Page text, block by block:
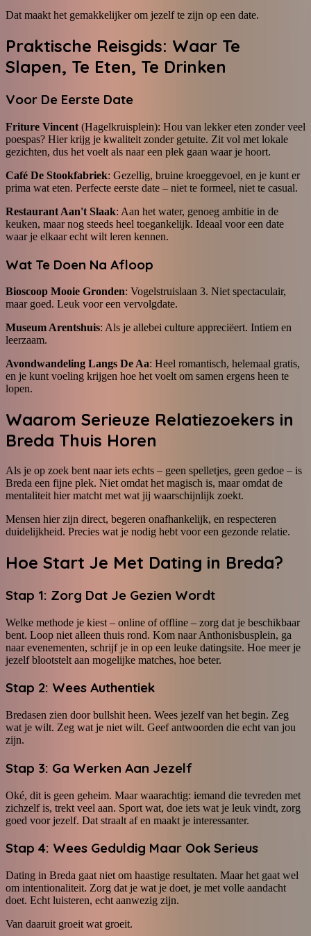
Dat maakt het gemakkelijker om jezelf te zijn op een date.
Praktische Reisgids: Waar Te
Slapen, Te Eten, Te Drinken
Voor De Eerste Date
Friture Vincent (Hagelkruisplein): Hou van lekker eten zonder veel
poespas? Hier krijg je kwaliteit zonder getuite. Zit vol met lokale
gezichten, dus het voelt als naar een plek gaan waar je hoort.
Café De Stookfabriek: Gezellig, bruine kroeggevoel, en je kunt er
prima wat eten. Perfecte eerste date – niet te formeel, niet te casual.
Restaurant Aan't Slaak: Aan het water, genoeg ambitie in de
keuken, maar nog steeds heel toegankelijk. Ideaal voor een date
waar je elkaar echt wilt leren kennen.
Wat Te Doen Na Afloop
Bioscoop Mooie Gronden: Vogelstruislaan 3. Niet spectaculair,
maar goed. Leuk voor een vervolgdate.
Museum Arentshuis: Als je allebei culture appreciëert. Intiem en
leerzaam.
Avondwandeling Langs De Aa: Heel romantisch, helemaal gratis,
en je kunt voeling krijgen hoe het voelt om samen ergens heen te
lopen.
Waarom Serieuze Relatiezoekers in
Breda Thuis Horen
Als je op zoek bent naar iets echts – geen spelletjes, geen gedoe – is
Breda een fijne plek. Niet omdat het magisch is, maar omdat de
mentaliteit hier matcht met wat jij waarschijnlijk zoekt.
Mensen hier zijn direct, begeren onafhankelijk, en respecteren
duidelijkheid. Precies wat je nodig hebt voor een gezonde relatie.
Hoe Start Je Met Dating in Breda?
Stap 1: Zorg Dat Je Gezien Wordt
Welke methode je kiest – online of offline – zorg dat je beschikbaar
bent. Loop niet alleen thuis rond. Kom naar Anthonisbusplein, ga
naar evenementen, schrijf je in op een leuke datingsite. Hoe meer je
jezelf blootstelt aan mogelijke matches, hoe beter.
Stap 2: Wees Authentiek
Bredasen zien door bullshit heen. Wees jezelf van het begin. Zeg
wat je wilt. Zeg wat je niet wilt. Geef antwoorden die echt van jou
zijn.
Stap 3: Ga Werken Aan Jezelf
Oké, dit is geen geheim. Maar waarachtig: iemand die tevreden met
zichzelf is, trekt veel aan. Sport wat, doe iets wat je leuk vindt, zorg
goed voor jezelf. Dat straalt af en maakt je interessanter.
Stap 4: Wees Geduldig Maar Ook Serieus
Dating in Breda gaat niet om haastige resultaten. Maar het gaat wel
om intentionaliteit. Zorg dat je wat je doet, je met volle aandacht
doet. Echt luisteren, echt aanwezig zijn.
Van daaruit groeit wat groeit.